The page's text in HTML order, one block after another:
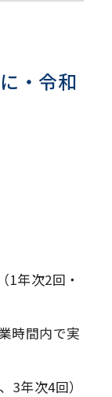
・令和
1年次2回・
時間内で実
3年次4回）